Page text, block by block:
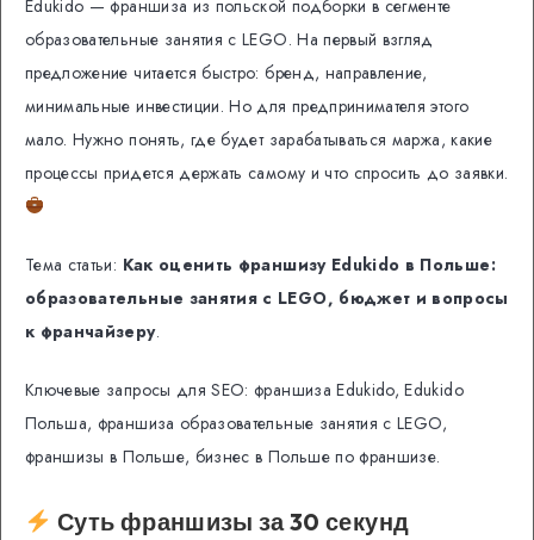
Edukido — франшиза из польской подборки в сегменте
образовательные занятия с LEGO. На первый взгляд
предложение читается быстро: бренд, направление,
минимальные инвестиции. Но для предпринимателя этого
мало. Нужно понять, где будет зарабатываться маржа, какие
процессы придется держать самому и что спросить до заявки.
Тема статьи: Как оценить франшизу Edukido в Польше:
образовательные занятия с LEGO, бюджет и вопросы
к франчайзеру.
Ключевые запросы для SEO: франшиза Edukido, Edukido
Польша, франшиза образовательные занятия с LEGO,
франшизы в Польше, бизнес в Польше по франшизе.
Суть франшизы за 30 секунд